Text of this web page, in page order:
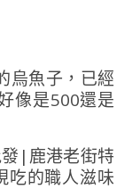
烏魚子，已經
像是500還是